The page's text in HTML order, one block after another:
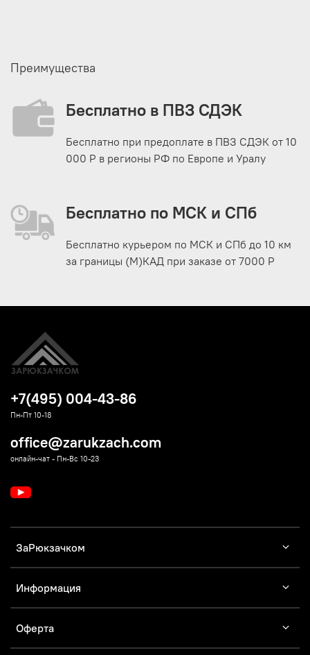
Преимущества
Бесплатно в ПВЗ СДЭК
Бесплатно при предоплате в ПВЗ СДЭК от 10
000 Р в регионы РФ по Европе и Уралу
Бесплатно по МСК и СПб
Бесплатно курьером по МСК и СПб до 10 км
за границы (М)КАД при заказе от 7000 Р
ЗаРюкзачком
Информация
Оферта
+7(495) 004-43-86
Пн-Пт 10-18
office@zarukzach.com
онлайн-чат - Пн-Вс 10-23